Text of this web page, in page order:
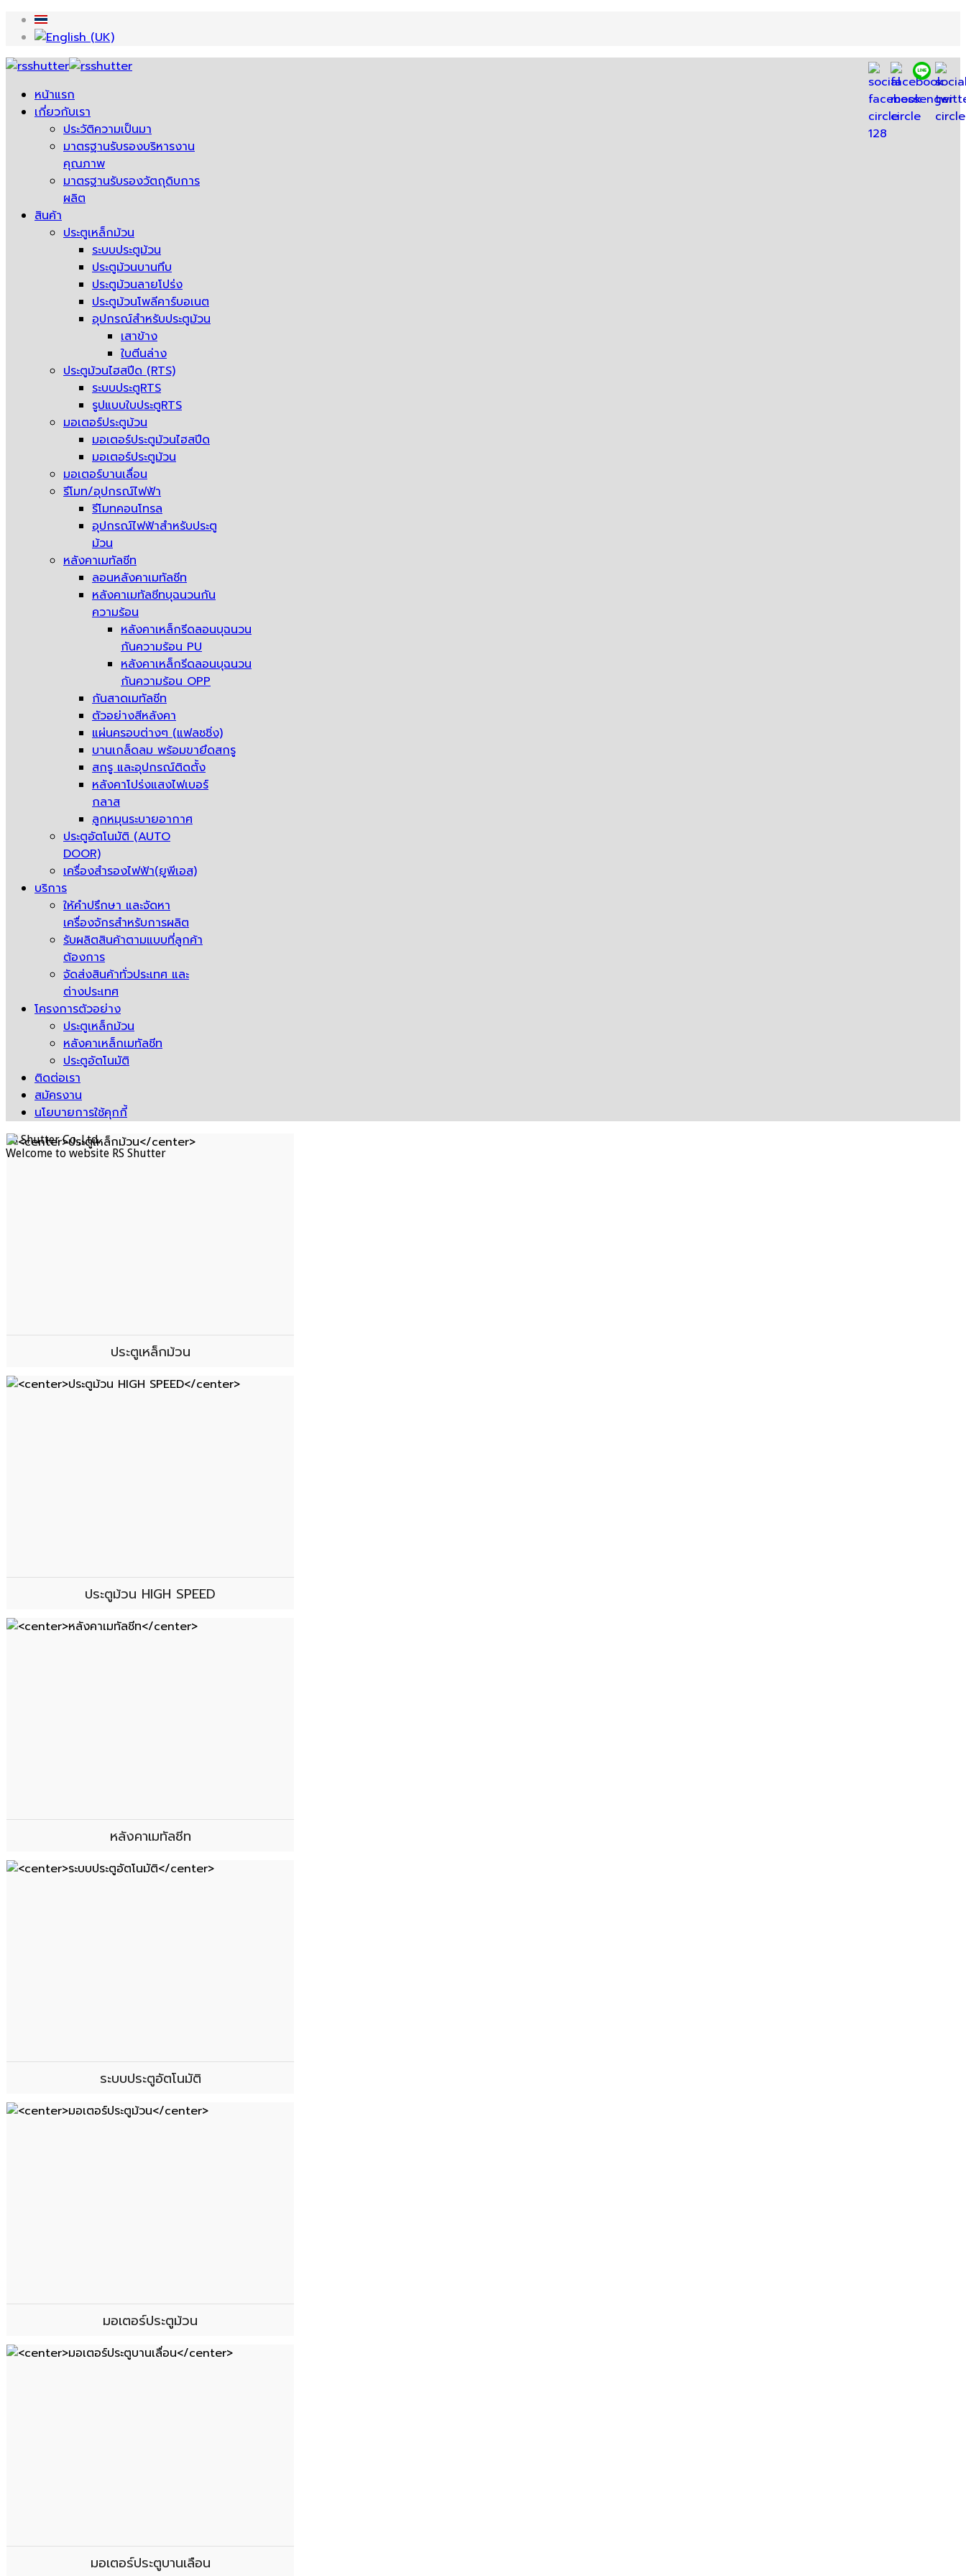
หน้าแรก
เกี่ยวกับเรา
ประวัติความเป็นมา
มาตรฐานรับรองบริหารงาน
คุณภาพ
มาตรฐานรับรองวัตถุดิบการ
ผลิต
สินค้า
ประตูเหล็กม้วน
ระบบประตูม้วน
ประตูม้วนบานทึบ
ประตูม้วนลายโปร่ง
ประตูม้วนโพลีคาร์บอเนต
อุปกรณ์สำหรับประตูม้วน
เสาข้าง
ใบตีนล่าง
ประตูม้วนไฮสปีด (RTS)
ระบบประตูRTS
รูปแบบใบประตูRTS
มอเตอร์ประตูม้วน
มอเตอร์ประตูม้วนไฮสปีด
มอเตอร์ประตูม้วน
มอเตอร์บานเลื่อน
รีโมท/อุปกรณ์ไฟฟ้า
รีโมทคอนโทรล
อุปกรณ์ไฟฟ้าสำหรับประตู
ม้วน
หลังคาเมทัลชีท
ลอนหลังคาเมทัลชีท
หลังคาเมทัลชีทบุฉนวนกัน
ความร้อน
หลังคาเหล็กรีดลอนบุฉนวน
กันความร้อน PU
หลังคาเหล็กรีดลอนบุฉนวน
กันความร้อน OPP
กันสาดเมทัลชีท
ตัวอย่างสีหลังคา
แผ่นครอบต่างๆ (แฟลชชิ่ง)
บานเกล็ดลม พร้อมขายึดสกรู
สกรู และอุปกรณ์ติดตั้ง
หลังคาโปร่งแสงไฟเบอร์
กลาส
ลูกหมุนระบายอากาศ
ประตูอัตโนมัติ (AUTO
DOOR)
เครื่องสำรองไฟฟ้า(ยูพีเอส)
บริการ
ให้คำปรึกษา และจัดหา
เครื่องจักรสำหรับการผลิต
รับผลิตสินค้าตามแบบที่ลูกค้า
ต้องการ
จัดส่งสินค้าทั่วประเทศ และ
ต่างประเทศ
โครงการตัวอย่าง
ประตูเหล็กม้วน
หลังคาเหล็กเมทัลชีท
ประตูอัตโนมัติ
ติดต่อเรา
สมัครงาน
นโยบายการใช้คุกกี้
RS Shutter Co.,Ltd.
Welcome to website RS Shutter
ประตูเหล็กม้วน
ประตูม้วน HIGH SPEED
หลังคาเมทัลชีท
ระบบประตูอัตโนมัติ
มอเตอร์ประตูม้วน
มอเตอร์ประตูบานเลื่อน